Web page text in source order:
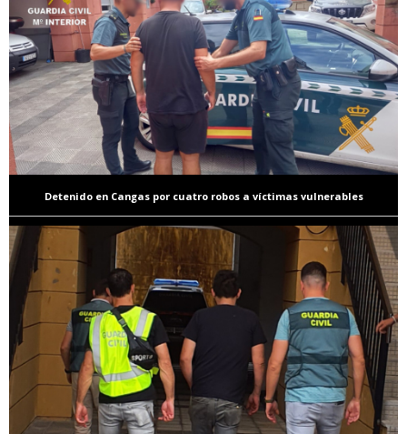
Detenido en Cangas por cuatro robos a víctimas vulnerables